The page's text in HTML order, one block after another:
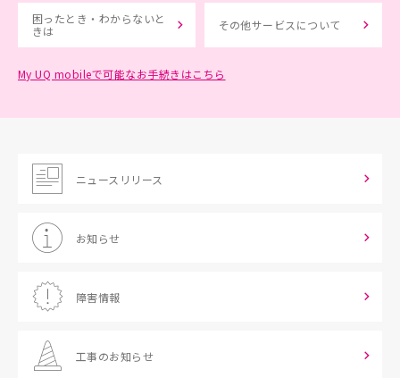
困ったとき・わからないと
きは
その他サービスについて
My UQ mobileで可能なお手続きはこちら
ニュースリリース
お知らせ
障害情報
工事のお知らせ